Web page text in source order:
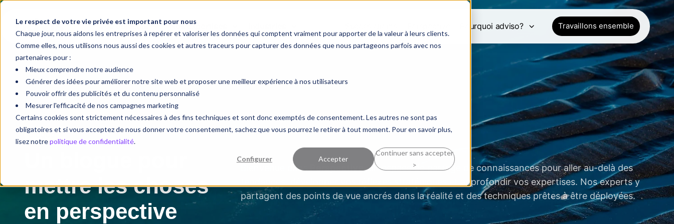
Le respect de votre vie privée est important pour nous
Chaque jour, nous aidons les entreprises à repérer et valoriser les données qui comptent vraiment pour apporter de la valeur à leurs clients.
Comme elles, nous utilisons nous aussi des cookies et autres traceurs pour capturer des données que nous partageons parfois avec nos
partenaires pour :
Mieux comprendre notre audience
Générer des idées pour améliorer notre site web et proposer une meilleur expérience à nos utilisateurs
Pouvoir offrir des publicités et du contenu personnalisé
Mesurer l'efficacité de nos campagnes marketing
Certains cookies sont strictement nécessaires à des fins techniques et sont donc exemptés de consentement. Les autres ne sont pas
obligatoires et si vous acceptez de nous donner votre consentement, sachez que vous pourrez le retirer à tout moment. Pour en savoir plus,
lisez notrepolitique de confidentialité.
Configurer Accepter
Continuer sans accepter
>
Vos objectifs Nos expertises Pourquoi adviso? Travaillons ensemble
Blogue
mettre les choses
en perspective
Bienvenue dans
, un espace de partage de connaissances pour aller au-delà des
tendances, développer vos réflexes stratégiques et approfondir vos expertises. Nos experts y
partagent des points de vue ancrés dans la réalité et des techniques prêtes à être déployées.